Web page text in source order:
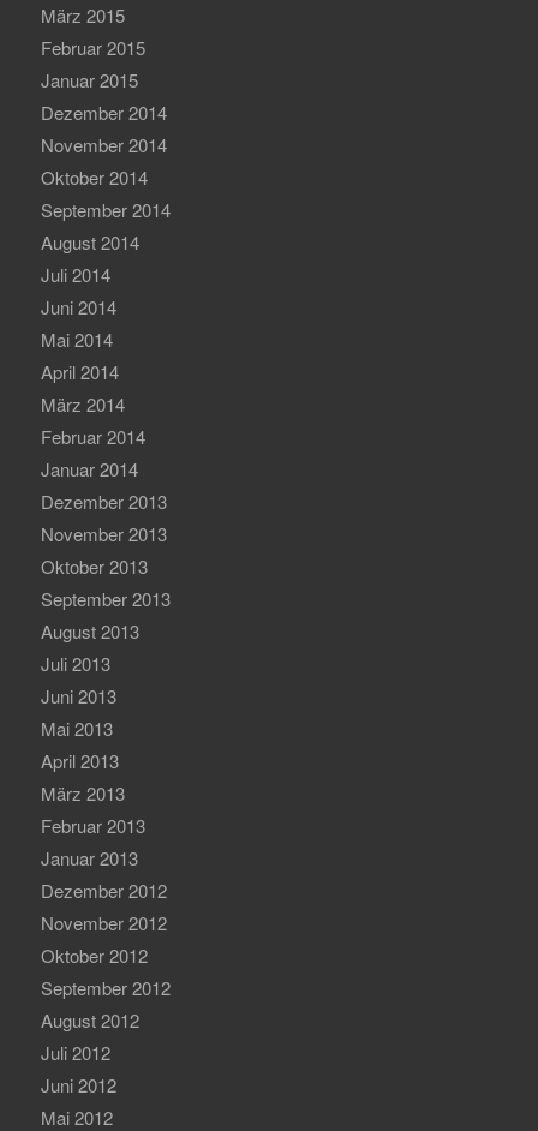
März 2015
Februar 2015
Januar 2015
Dezember 2014
November 2014
Oktober 2014
September 2014
August 2014
Juli 2014
Juni 2014
Mai 2014
April 2014
März 2014
Februar 2014
Januar 2014
Dezember 2013
November 2013
Oktober 2013
September 2013
August 2013
Juli 2013
Juni 2013
Mai 2013
April 2013
März 2013
Februar 2013
Januar 2013
Dezember 2012
November 2012
Oktober 2012
September 2012
August 2012
Juli 2012
Juni 2012
Mai 2012